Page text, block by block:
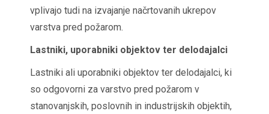
vplivajo tudi na izvajanje načrtovanih ukrepov
varstva pred požarom.
Lastniki, uporabniki objektov ter delodajalci
Lastniki ali uporabniki objektov ter delodajalci, ki
so odgovorni za varstvo pred požarom v
stanovanjskih, poslovnih in industrijskih objektih,